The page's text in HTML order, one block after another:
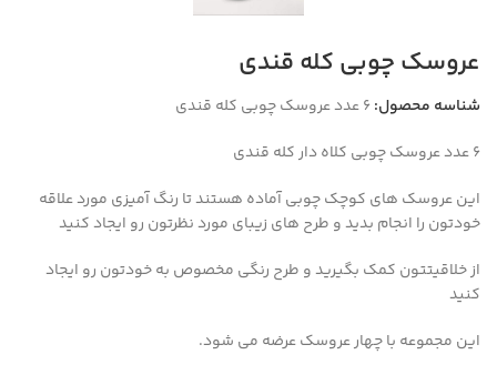
عروسک چوبی کله قندی
شناسه محصول: 6 عدد عروسک چوبی کله قندی
۶ عدد عروسک چوبی کلاه دار کله قندی
این عروسک های کوچک چوبی آماده هستند تا رنگ آمیزی مورد علاقه
خودتون را انجام بدید و طرح های زیبای مورد نظرتون رو ایجاد کنید
از خلاقیتتون کمک بگیرید و طرح رنگی مخصوص به خودتون رو ایجاد
کنید
این مجموعه با چهار عروسک عرضه می شود.